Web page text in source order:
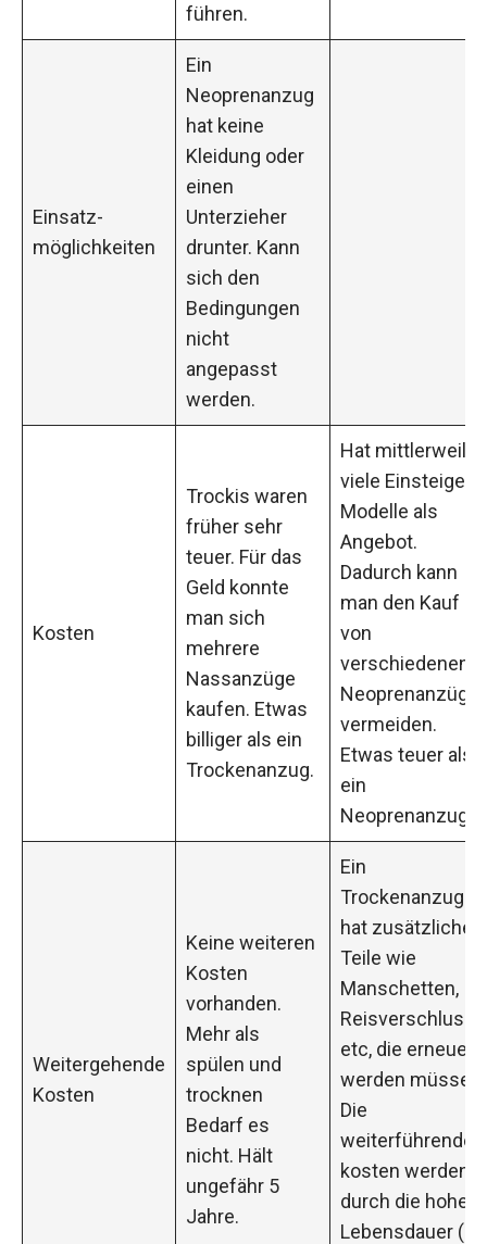
führen.
Einsatz-
möglichkeiten
Ein
Neoprenanzug
hat keine
Kleidung oder
einen
Unterzieher
drunter. Kann
sich den
Bedingungen
nicht
angepasst
werden.
Kosten
Trockis waren
früher sehr
teuer. Für das
Geld konnte
man sich
mehrere
Nassanzüge
kaufen. Etwas
billiger als ein
Trockenanzug.
Hat mittlerweile
viele Einsteiger-
Modelle als
Angebot.
Dadurch kann
man den Kauf
von
verschiedenen
vermeiden.
Etwas teuer als
ein
Neoprenanzug.
Weitergehende
Kosten
Keine weiteren
Kosten
vorhanden.
Mehr als
spülen und
trocknen
Bedarf es
nicht. Hält
ungefähr 5
Jahre.
Ein
Trockenanzug
hat zusätzliche
Teile wie
Manschetten,
Reisverschluss
etc, die erneuert
werden müssen.
Die
weiterführenden
kosten werden
durch die hohe
Lebensdauer (10